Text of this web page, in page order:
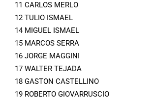
11 CARLOS MERLO
12 TULIO ISMAEL
14 MIGUEL ISMAEL
15 MARCOS SERRA
16 JORGE MAGGINI
17 WALTER TEJADA
18 GASTON CASTELLINO
19 ROBERTO GIOVARRUSCIO